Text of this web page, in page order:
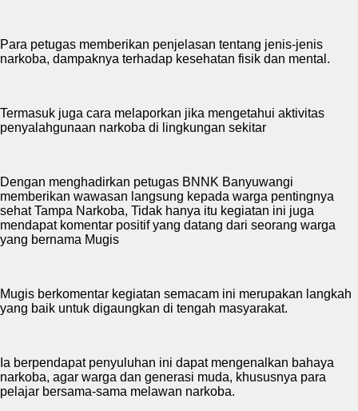
Para petugas memberikan penjelasan tentang jenis-jenis
narkoba, dampaknya terhadap kesehatan fisik dan mental.
Termasuk juga cara melaporkan jika mengetahui aktivitas
penyalahgunaan narkoba di lingkungan sekitar
Dengan menghadirkan petugas BNNK Banyuwangi
memberikan wawasan langsung kepada warga pentingnya
sehat Tampa Narkoba, Tidak hanya itu kegiatan ini juga
mendapat komentar positif yang datang dari seorang warga
yang bernama Mugis
Mugis berkomentar kegiatan semacam ini merupakan langkah
yang baik untuk digaungkan di tengah masyarakat.
Ia berpendapat penyuluhan ini dapat mengenalkan bahaya
narkoba, agar warga dan generasi muda, khususnya para
pelajar bersama-sama melawan narkoba.